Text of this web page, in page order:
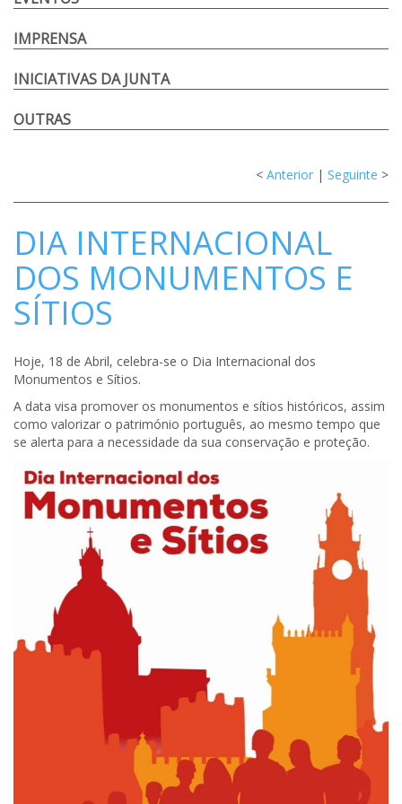
IMPRENSA
INICIATIVAS DA JUNTA
OUTRAS
< Anterior | Seguinte >
DIA INTERNACIONAL
DOS MONUMENTOS E
SÍTIOS
Hoje, 18 de Abril, celebra-se o Dia Internacional dos
Monumentos e Sítios.
A data visa promover os monumentos e sítios históricos, assim
como valorizar o património português, ao mesmo tempo que
se alerta para a necessidade da sua conservação e proteção.